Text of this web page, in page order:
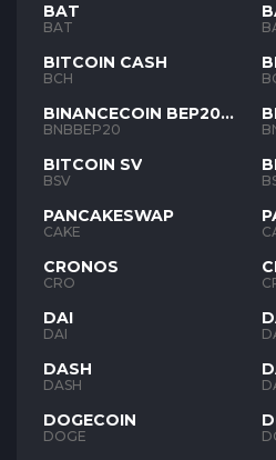
BAT
BAT
BITCOIN CASH
BCH
BINANCECOIN BEP20
BNB
BNBBEP20
BITCOIN SV
BSV
PANCAKESWAP
CAKE
CRONOS
CRO
DAI
DAI
DASH
DASH
DOGECOIN
DOGE